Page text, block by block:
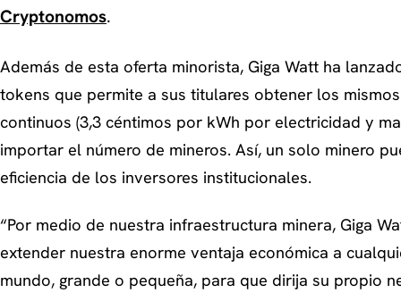
Cryptonomos.
Además de esta oferta minorista, Giga Watt ha
tokens que permite a sus titulares obtener los
continuos (3,3 céntimos por kWh por electricidad y
importar el número de mineros. Así, un solo minero
eficiencia de los inversores institucionales.
“Por medio de nuestra infraestructura minera, Giga
extender nuestra enorme ventaja económica a
mundo, grande o pequeña, para que dirija su propio